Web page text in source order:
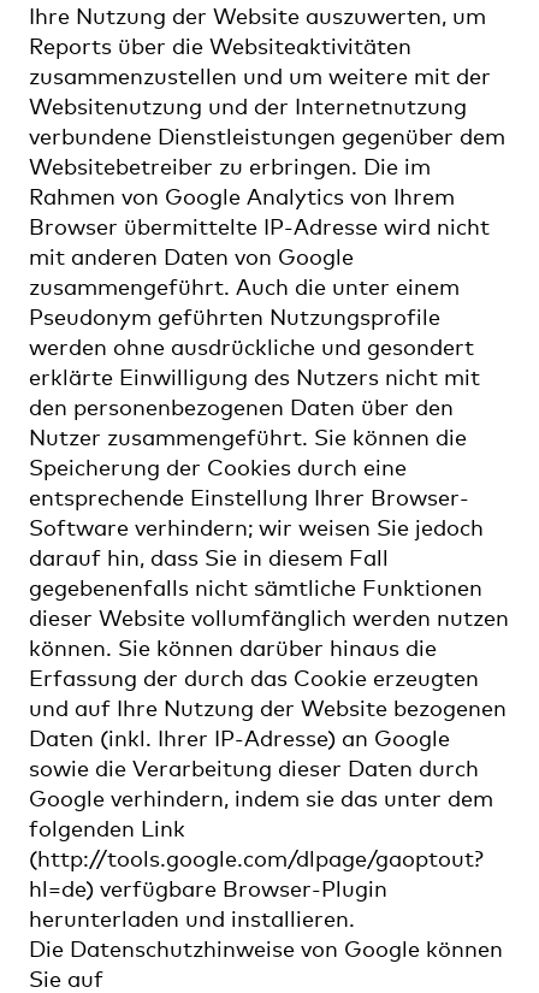
Ihre Nutzung der Website auszuwerten, um
Reports über die Websiteaktivitäten
zusammenzustellen und um weitere mit der
Websitenutzung und der Internetnutzung
verbundene Dienstleistungen gegenüber dem
Websitebetreiber zu erbringen. Die im
Rahmen von Google Analytics von Ihrem
Browser übermittelte IP-Adresse wird nicht
mit anderen Daten von Google
zusammengeführt. Auch die unter einem
Pseudonym geführten Nutzungsprofile
werden ohne ausdrückliche und gesondert
erklärte Einwilligung des Nutzers nicht mit
den personenbezogenen Daten über den
Nutzer zusammengeführt. Sie können die
Speicherung der Cookies durch eine
entsprechende Einstellung Ihrer Browser-
Software verhindern; wir weisen Sie jedoch
darauf hin, dass Sie in diesem Fall
gegebenenfalls nicht sämtliche Funktionen
dieser Website vollumfänglich werden nutzen
können. Sie können darüber hinaus die
Erfassung der durch das Cookie erzeugten
und auf Ihre Nutzung der Website bezogenen
Daten (inkl. Ihrer IP-Adresse) an Google
sowie die Verarbeitung dieser Daten durch
Google verhindern, indem sie das unter dem
folgenden Link
(http://tools.google.com/dlpage/gaoptout?
hl=de) verfügbare Browser-Plugin
herunterladen und installieren.
Die Datenschutzhinweise von Google können
Sie auf